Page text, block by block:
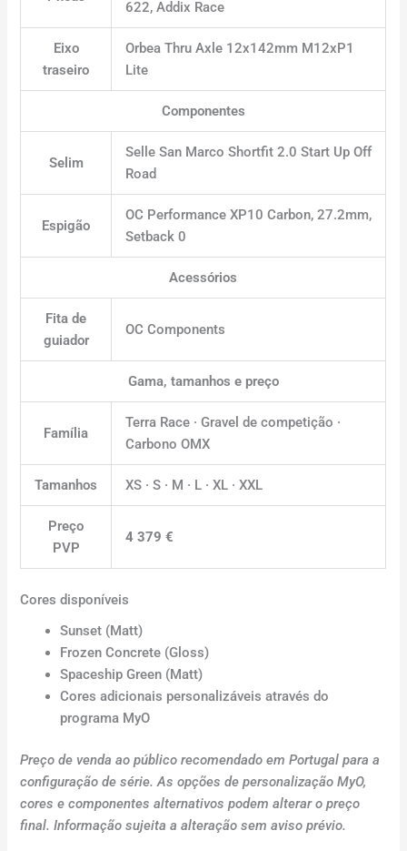
622, Addix Race
Eixo
traseiro
Orbea Thru Axle 12x142mm M12xP1
Lite
Componentes
Selim
Selle San Marco Shortfit 2.0 Start Up Off
Road
Espigão
OC Performance XP10 Carbon, 27.2mm,
Setback 0
Acessórios
Fita de
guiador
OC Components
Gama, tamanhos e preço
Família
Terra Race · Gravel de competição ·
Carbono OMX
Tamanhos XS · S · M · L · XL · XXL
Preço
PVP
4 379 €
Cores disponíveis
Sunset (Matt)
Frozen Concrete (Gloss)
Spaceship Green (Matt)
Cores adicionais personalizáveis através do
programa MyO
Preço de venda ao público recomendado em Portugal para a
configuração de série. As opções de personalização MyO,
cores e componentes alternativos podem alterar o preço
final. Informação sujeita a alteração sem aviso prévio.